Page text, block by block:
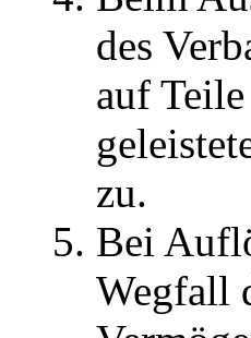
des
auf
zu.
Bei
Wegfall